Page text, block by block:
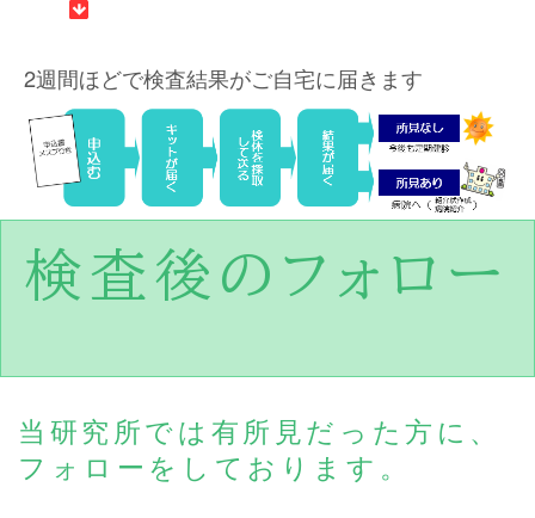
2週間ほどで検査結果がご自宅に届きます
検査後のフォロー
当研究所では有所見だった方に、
フォローをしております。